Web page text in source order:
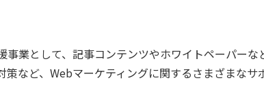
事業として、記事コンテンツやホワイトペーパーな
など、Webマーケティングに関するさまざまなサ